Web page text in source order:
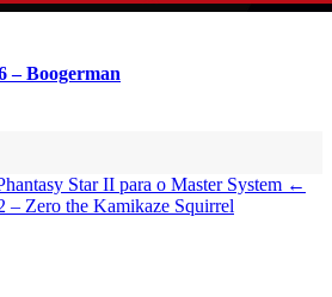
– Boogerman
Star II para o Master System ←
– Zero the Kamikaze Squirrel